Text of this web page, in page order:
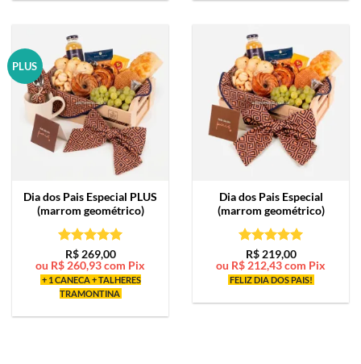
PLUS
Dia dos Pais Especial PLUS
(marrom geométrico)
Avaliação5
de 5
R$269,00
ou R$ 260,93com Pix
+ 1 CANECA + TALHERES
TRAMONTINA
Dia dos Pais Especial
(marrom geométrico)
Avaliação5
de 5
R$219,00
ou R$ 212,43com Pix
FELIZ DIA DOS PAIS!